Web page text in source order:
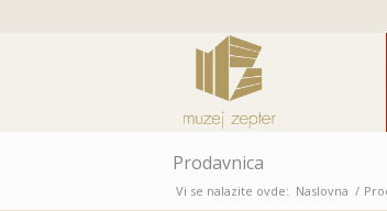
Prodavnica
Vi se nalazite ovde: Naslovna /